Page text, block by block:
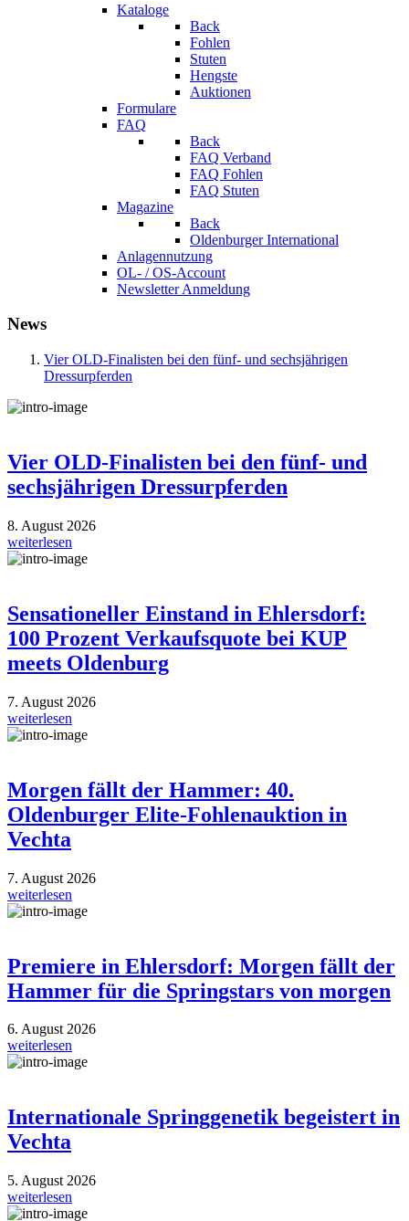
Kataloge
Back
Fohlen
Stuten
Hengste
Auktionen
Formulare
FAQ
Back
FAQ Verband
FAQ Fohlen
FAQ Stuten
Magazine
Back
Oldenburger International
Anlagennutzung
OL- / OS-Account
Newsletter Anmeldung
News
Vier OLD-Finalisten bei den fünf- und sechsjährigen
Dressurpferden
Vier OLD-Finalisten bei den fünf- und
sechsjährigen Dressurpferden
8. August 2026
weiterlesen
Sensationeller Einstand in Ehlersdorf:
100 Prozent Verkaufsquote bei KUP
meets Oldenburg
7. August 2026
weiterlesen
Morgen fällt der Hammer: 40.
Oldenburger Elite-Fohlenauktion in
Vechta
7. August 2026
weiterlesen
Premiere in Ehlersdorf: Morgen fällt der
Hammer für die Springstars von morgen
6. August 2026
weiterlesen
Internationale Springgenetik begeistert in
Vechta
5. August 2026
weiterlesen